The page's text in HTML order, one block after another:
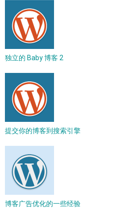
独立的 Baby 博客 2
提交你的博客到搜索引擎
博客广告优化的一些经验